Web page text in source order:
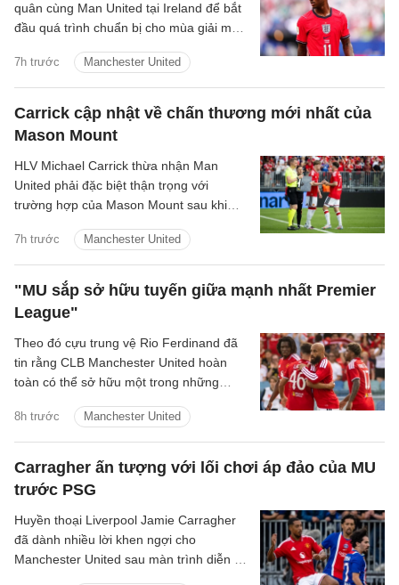
7h trước Manchester United
quân cùng Man United tại Ireland để bắt
đầu quá trình chuẩn bị cho mùa giải mới.
Carrick xác nhận.
Carrick cập nhật về chấn thương mới nhất của
Mason Mount
7h trước Manchester United
HLV Michael Carrick thừa nhận Man
United phải đặc biệt thận trọng với
trường hợp của Mason Mount sau khi
vì vấn đề thể trạng trong trận hòa 1-1 với
PSG.
"MU sắp sở hữu tuyến giữa mạnh nhất Premier
League"
8h trước Manchester United
Theo đó cựu trung vệ Rio Ferdinand đã
tin rằng CLB Manchester United hoàn
toàn có thể sở hữu một trong những
sau khi chứng kiến sự ăn ý giữa Bruno
Fernandes và Youri Tielemans.
Carragher ấn tượng với lối chơi áp đảo của MU
trước PSG
Huyền thoại Liverpool Jamie Carragher
đã dành nhiều lời khen ngợi cho
Manchester United sau màn trình diễn ấn